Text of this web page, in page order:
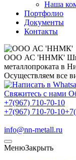
Наша
Портфолио
Документы
Контакты
ООО АС 'ННМК'
металлопроката в
Осуществляем все
Свяжитесь с нами
+7(967) 710-70-10
+7(967) 710-70-10
info@nn-metall.ru
МенюЗакрыть